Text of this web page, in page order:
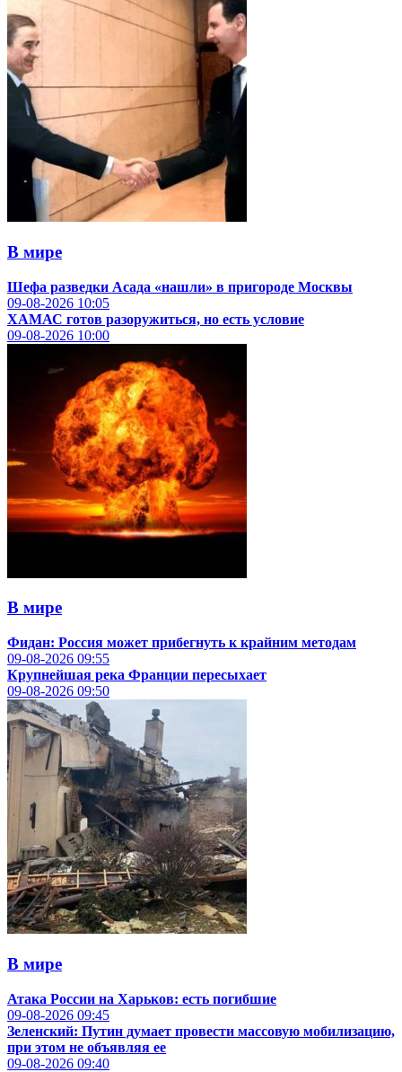
В мире
Шефа разведки Асада «нашли» в пригороде Москвы
09-08-2026 10:05
ХАМАС готов разоружиться, но есть условие
09-08-2026 10:00
В мире
Фидан: Россия может прибегнуть к крайним методам
09-08-2026 09:55
Крупнейшая река Франции пересыхает
09-08-2026 09:50
В мире
Атака России на Харьков: есть погибшие
09-08-2026 09:45
Зеленский: Путин думает провести массовую мобилизацию,
при этом не объявляя ее
09-08-2026 09:40